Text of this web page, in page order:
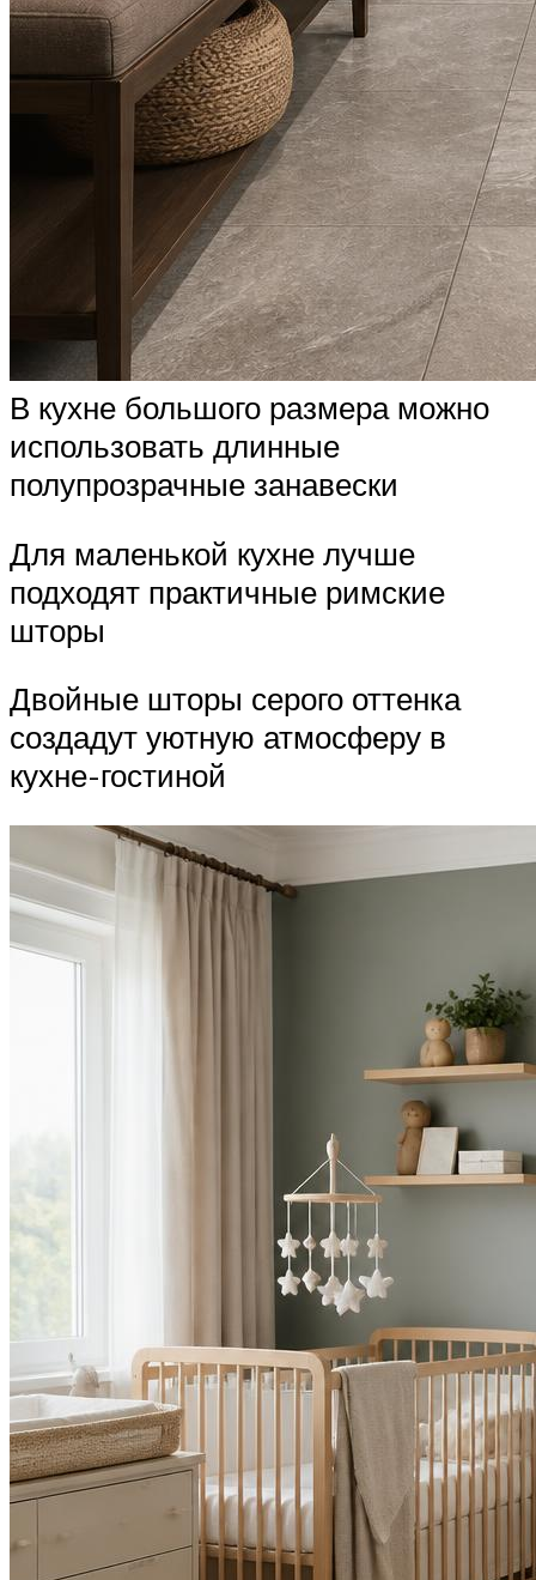
В кухне большого размера можно
использовать длинные
полупрозрачные занавески
Для маленькой кухне лучше
подходят практичные римские
шторы
Двойные шторы серого оттенка
создадут уютную атмосферу в
кухне-гостиной